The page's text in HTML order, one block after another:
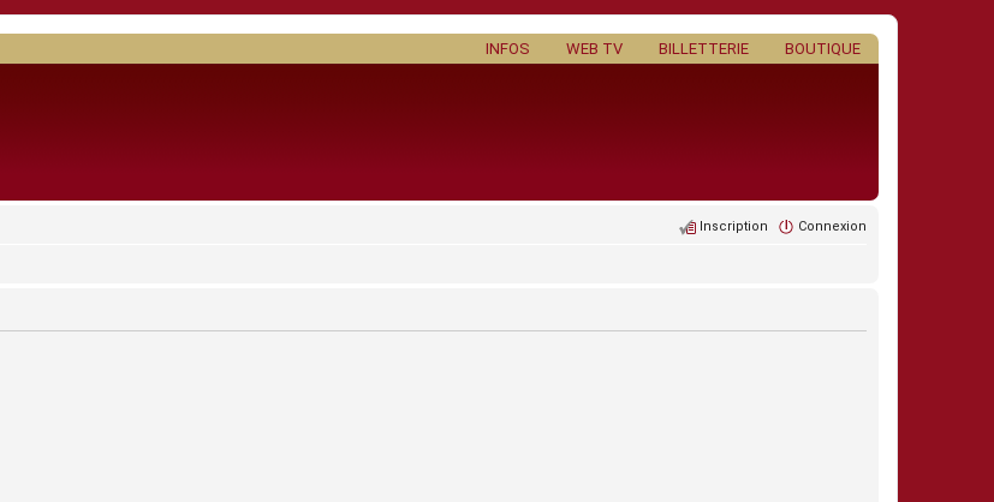
BOUTIQUE
BILLETTERIE
WEB TV
INFOS
Connexion
Inscription